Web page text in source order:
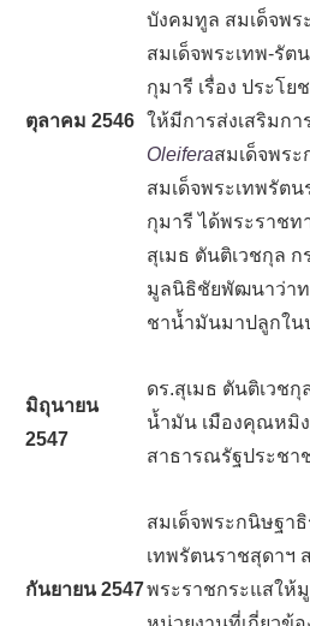
ตุลาคม 2546
บังคมทูล สมเด็จพร
สมเด็จพระเทพ-รัต
กุมารี เรื่อง ประโย
ให้มีการส่งเสริมก
Oleiferaสมเด็จพระ
สมเด็จพระเทพรัต
กุมารี ได้พระราชท
สุเมธ ตันติเวชกุล
มูลนิธิชัยพัฒนาว่าท
ชาน้ำมันมาปลูกใน
มิถุนายน
2547
ดร.สุเมธ ตันติเวชกุ
น้ำมัน เมืองคุณห
สาธารณรัฐประชา
กันยายน2547
สมเด็จพระกนิษฐาธิ
เทพรัตนราชสุดาฯ
พระราชกระแสให้